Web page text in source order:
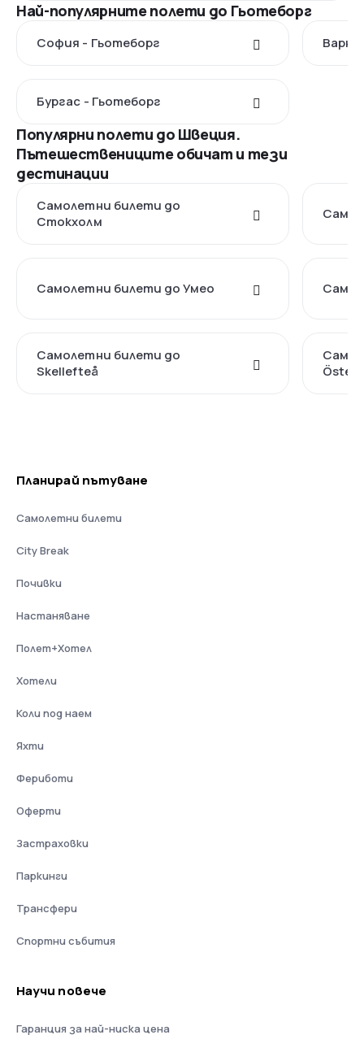
Най-популярните полети до Гьотеборг
София - Гьотеборг
Бургас - Гьотеборг
Популярни полети до Швеция.
Пътешествениците обичат и тези
дестинации
Самолетни билети до
Стoкхолм
Самолетни билети до Умео
Самолетни билети до
Skellefteå
Планирай пътуване
Самолетни билети
City Break
Почивки
Настаняване
Полет+Хотел
Хотели
Коли под наем
Яхти
Фериботи
Оферти
Застраховки
Паркинги
Трансфери
Спортни събития
Научи повече
Гаранция за най-ниска цена